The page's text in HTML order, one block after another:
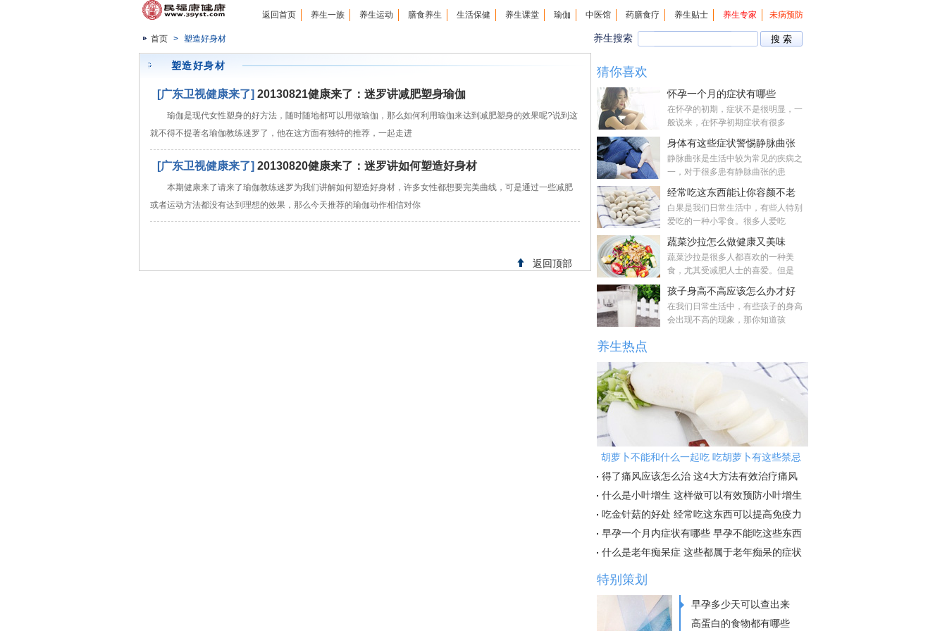
返回首页 养生一族 养生运动 膳食养生 生活保健 养生课堂 瑜伽 中医馆 药膳食疗 养生贴士 养生专家 未病预防
养生搜索
首页 > 塑造好身材
塑造好身材
[广东卫视健康来了] 20130821健康来了：迷罗讲减肥塑身瑜伽
瑜伽是现代女性塑身的好方法，随时随地都可以用做瑜伽，那么如何利用瑜伽来达到减肥塑身的效果呢?说到这
就不得不提著名瑜伽教练迷罗了，他在这方面有独特的推荐，一起走进
[广东卫视健康来了] 20130820健康来了：迷罗讲如何塑造好身材
本期健康来了请来了瑜伽教练迷罗为我们讲解如何塑造好身材，许多女性都想要完美曲线，可是通过一些减肥
或者运动方法都没有达到理想的效果，那么今天推荐的瑜伽动作相信对你
返回顶部
猜你喜欢
怀孕一个月的症状有哪些
在怀孕的初期，症状不是很明显，一
般说来，在怀孕初期症状有很多
身体有这些症状警惕静脉曲张
静脉曲张是生活中较为常见的疾病之
一，对于很多患有静脉曲张的患
经常吃这东西能让你容颜不老
白果是我们日常生活中，有些人特别
爱吃的一种小零食。很多人爱吃
蔬菜沙拉怎么做健康又美味
蔬菜沙拉是很多人都喜欢的一种美
食，尤其受减肥人士的喜爱。但是
孩子身高不高应该怎么办才好
在我们日常生活中，有些孩子的身高
会出现不高的现象，那你知道孩
养生热点
胡萝卜不能和什么一起吃 吃胡萝卜有这些禁忌
得了痛风应该怎么治 这4大方法有效治疗痛风
什么是小叶增生 这样做可以有效预防小叶增生
吃金针菇的好处 经常吃这东西可以提高免疫力
早孕一个月内症状有哪些 早孕不能吃这些东西
什么是老年痴呆症 这些都属于老年痴呆的症状
特别策划
早孕多少天可以查出来
高蛋白的食物都有哪些